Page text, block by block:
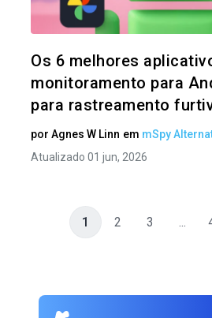
Os 6 melhores
monitoramento para
para rastreamento
por Agnes W Linn em mSpy
Atualizado 01 jun, 2026
1 2 3 ...